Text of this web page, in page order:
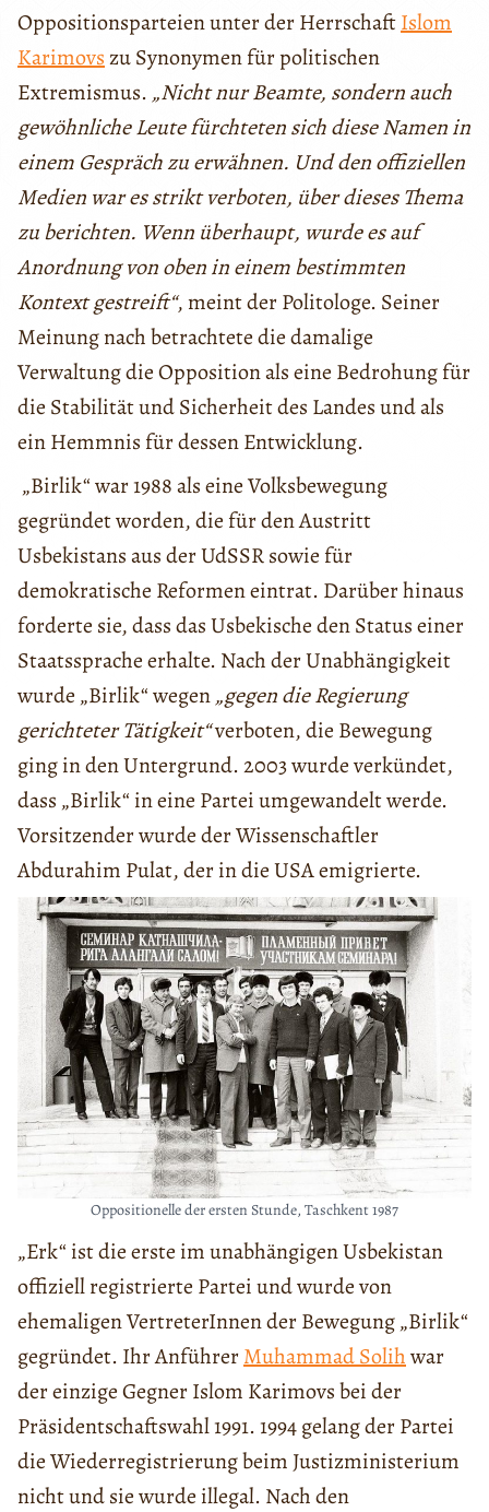
Oppositionsparteien unter der HerrschaftIslom
Karimovszu Synonymen für politischen
Extremismus. „Nicht nur Beamte, sondern auch
gewöhnliche Leute fürchteten sich diese Namen in
einem Gespräch zu erwähnen. Und den offiziellen
Medien war es strikt verboten, über dieses Thema
zu berichten. Wenn überhaupt, wurde es auf
Anordnung von oben in einem bestimmten
Kontext gestreift“, meint der Politologe. Seiner
Meinung nach betrachtete die damalige
Verwaltung die Opposition als eine Bedrohung für
die Stabilität und Sicherheit des Landes und als
ein Hemmnis für dessen Entwicklung.
„Birlik“ war 1988 als eine Volksbewegung
gegründet worden, die für den Austritt
Usbekistans aus der UdSSR sowie für
demokratische Reformen eintrat. Darüber hinaus
forderte sie, dass das Usbekische den Status einer
Staatssprache erhalte. Nach der Unabhängigkeit
wurde „Birlik“ wegen„gegen die Regierung
gerichteter Tätigkeit“verboten, die Bewegung
ging in den Untergrund. 2003 wurde verkündet,
dass „Birlik“ in eine Partei umgewandelt werde.
Vorsitzender wurde der Wissenschaftler
Abdurahim Pulat, der in die USA emigrierte.
Oppositionelle der ersten Stunde, Taschkent 1987
„Erk“ ist die erste im unabhängigen Usbekistan
offiziell registrierte Partei und wurde von
ehemaligen VertreterInnen der Bewegung „Birlik“
gegründet. Ihr AnführerMuhammad Solihwar
der einzige Gegner Islom Karimovs bei der
Präsidentschaftswahl 1991. 1994 gelang der Partei
die Wiederregistrierung beim Justizministerium
nicht und sie wurde illegal. Nach den